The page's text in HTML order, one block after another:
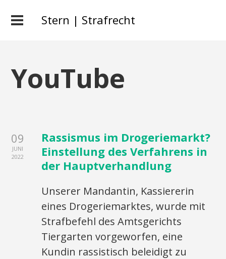
Stern | Strafrecht
YouTube
09
JUNI
2022
Rassismus im Drogeriemarkt?
Einstellung des Verfahrens in
der Hauptverhandlung
Unserer Mandantin, Kassiererin
eines Drogeriemarktes, wurde mit
Strafbefehl des Amtsgerichts
Tiergarten vorgeworfen, eine
Kundin rassistisch beleidigt zu